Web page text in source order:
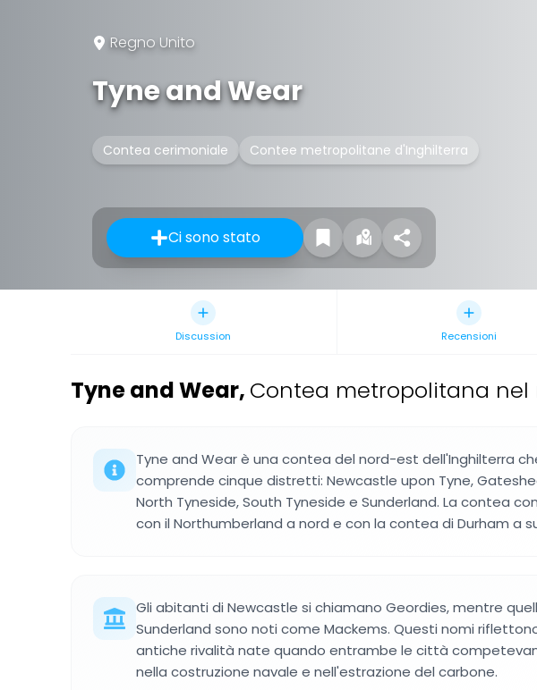
Regno Unito
Tyne and Wear
Contea cerimoniale Contee metropolitane d'Inghilterra
Ci sono stato
Discussion Recensioni
Tyne and Wear, Contea metropolitana
Tyne and Wear è una contea del nord-est dell'Inghilterra
comprende cinque distretti: Newcastle upon Tyne,
North Tyneside, South Tyneside e Sunderland. La contea
con il Northumberland a nord e con la contea di Durham a
Gli abitanti di Newcastle si chiamano Geordies, mentre
Sunderland sono noti come Mackems. Questi nomi
antiche rivalità nate quando entrambe le città
nella costruzione navale e nell'estrazione del carbone.